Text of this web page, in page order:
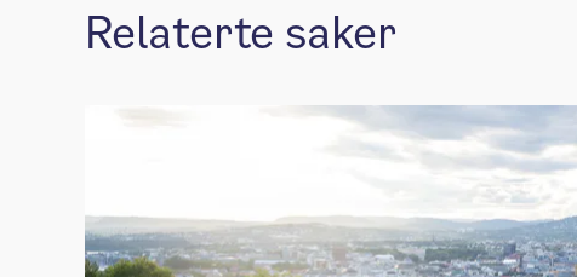
Relaterte saker